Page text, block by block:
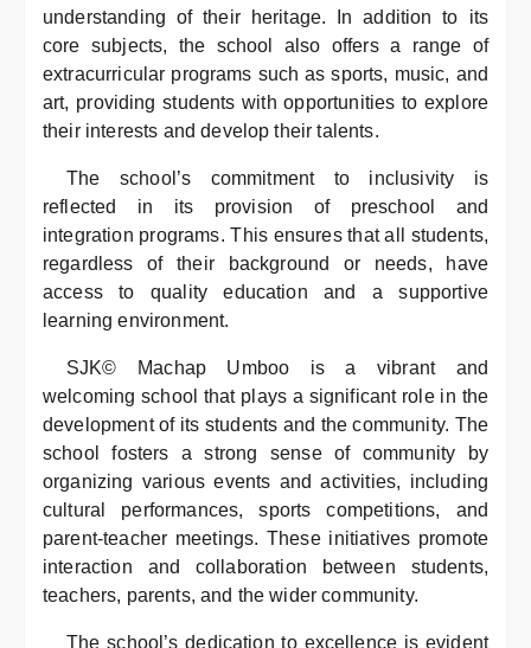
understanding of their heritage. In addition to its
core subjects, the school also offers a range of
extracurricular programs such as sports, music, and
art, providing students with opportunities to explore
their interests and develop their talents.
The school’s commitment to inclusivity is
reflected in its provision of preschool and
integration programs. This ensures that all students,
regardless of their background or needs, have
access to quality education and a supportive
learning environment.
SJK© Machap Umboo is a vibrant and
welcoming school that plays a significant role in the
development of its students and the community. The
school fosters a strong sense of community by
organizing various events and activities, including
cultural performances, sports competitions, and
parent-teacher meetings. These initiatives promote
interaction and collaboration between students,
teachers, parents, and the wider community.
The school’s dedication to excellence is evident